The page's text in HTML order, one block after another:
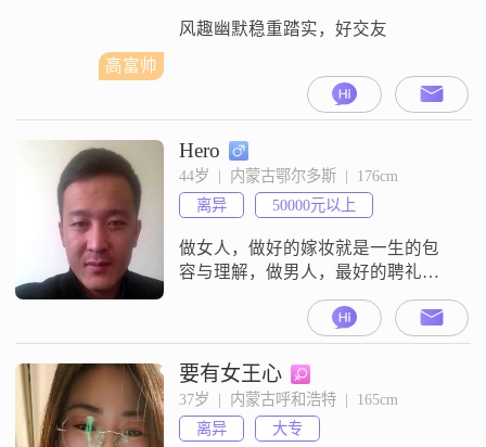
高富帅
风趣幽默稳重踏实，好交友
Hero
44岁  |  内蒙古鄂尔多斯  |  176cm
离异
50000元以上
做女人，做好的嫁妆就是一生的包
容与理解，做男人，最好的聘礼就
是一生的迁就与呵护，喜欢是棋逢
对手，爱是甘拜下风，喜欢是乍见
之欢，爱是久处不厌，喜欢是心血
来潮，爱是念念不忘，女人就要厚
德载物，男人就的自强不息，落日
晚风是尽头，人生下半场还有多少
自由。
要有女王心
37岁  |  内蒙古呼和浩特  |  165cm
离异
大专